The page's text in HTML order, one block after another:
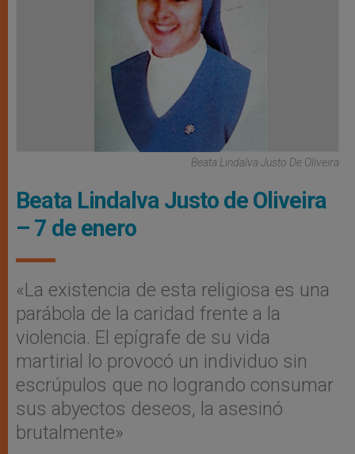
Beata Lindalva Justo De Oliveira
Beata Lindalva Justo de Oliveira
– 7 de enero
«La existencia de esta religiosa es una
parábola de la caridad frente a la
violencia. El epígrafe de su vida
martirial lo provocó un individuo sin
escrúpulos que no logrando consumar
sus abyectos deseos, la asesinó
brutalmente»